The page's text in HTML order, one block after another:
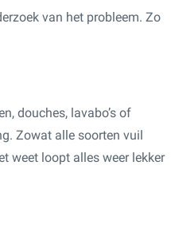
van het probleem. Zo
douches, lavabo’s of
Zowat alle soorten vuil
weet loopt alles weer lekker